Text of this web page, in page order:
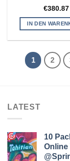
€380.87
IN DEN
1 2
LATEST
10
Online